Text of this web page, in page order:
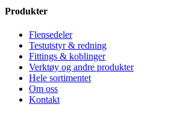
Produkter
Flensedeler
Testutstyr & redning
Fittings & koblinger
Verktøy og andre produkter
Hele sortimentet
Om oss
Kontakt